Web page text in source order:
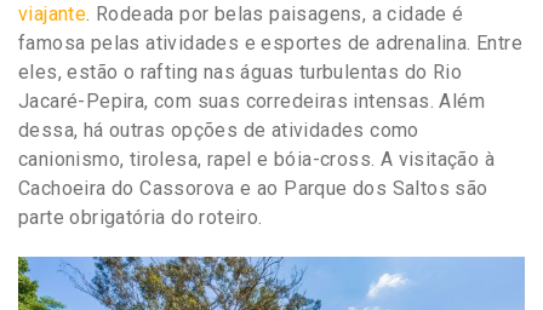
viajante . Rodeada por belas paisagens, a cidade é
famosa pelas atividades e esportes de adrenalina. Entre
eles, estão o rafting nas águas turbulentas do Rio
Jacaré-Pepira, com suas corredeiras intensas. Além
dessa, há outras opções de atividades como
canionismo, tirolesa, rapel e bóia-cross. A visitação à
Cachoeira do Cassorova e ao Parque dos Saltos são
parte obrigatória do roteiro.